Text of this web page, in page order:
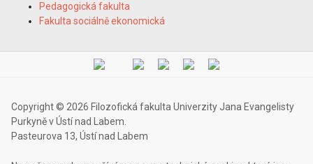
Pedagogická fakulta
Fakulta sociálně ekonomická
Copyright © 2026 Filozofická fakulta Univerzity Jana Evangelisty
Purkyně v Ústí nad Labem.
Pasteurova 13, Ústí nad Labem